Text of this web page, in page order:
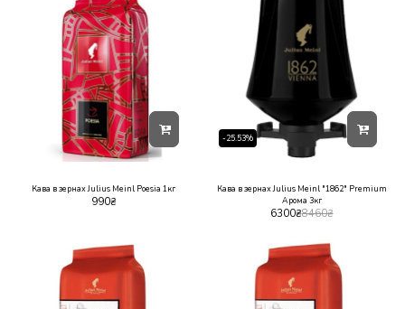
Кава в зернах Julius Meinl Poesia 1кг
990₴
-25.53%
Кава в зернах Julius Meinl "1862" Premium
Арома 3кг
8460₴
6300₴